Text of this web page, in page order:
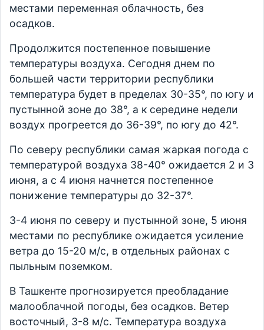
местами переменная облачность, без
осадков.
Продолжится постепенное повышение
температуры воздуха. Сегодня днем по
большей части территории республики
температура будет в пределах 30-35°, по югу и
пустынной зоне до 38°, а к середине недели
воздух прогреется до 36-39°, по югу до 42°.
По северу республики самая жаркая погода с
температурой воздуха 38-40° ожидается 2 и 3
июня, а с 4 июня начнется постепенное
понижение температуры до 32-37°.
3-4 июня по северу и пустынной зоне, 5 июня
местами по республике ожидается усиление
ветра до 15-20 м/с, в отдельных районах с
пыльным поземком.
В Ташкенте прогнозируется преобладание
малооблачной погоды, без осадков. Ветер
восточный, 3-8 м/с. Температура воздуха